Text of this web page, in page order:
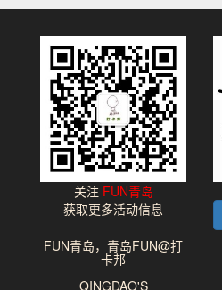
关注 FUN青岛
获取更多活动信息
FUN青岛，青岛FUN@打
卡邦
QINGDAO'S